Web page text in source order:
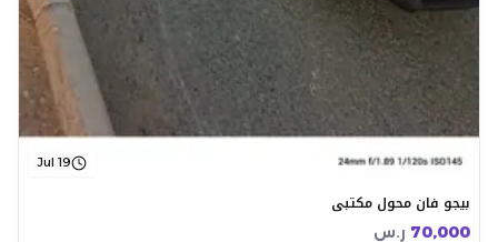
Jul 19
بيجو فان محول مكتبي
70,000 ر.س